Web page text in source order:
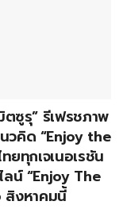
ซูรุ” รีเฟรชภาพ
คิด “Enjoy the
ยทุกเจเนอเรชัน
น์ “Enjoy The
สิงหาคมนี้